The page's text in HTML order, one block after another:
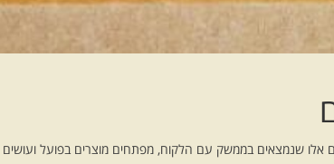
אלו שנמצאים בממשק עם הלקוח, מפתחים מוצרים בפועל